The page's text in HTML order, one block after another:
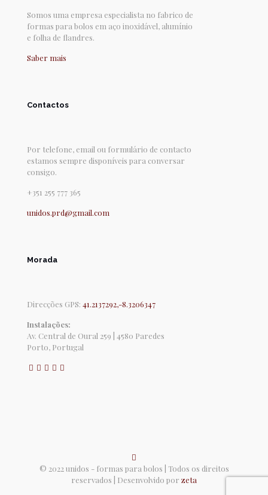
Somos uma empresa especialista no fabrico de
formas para bolos em aço inoxidável, alumínio
e folha de flandres.
Saber mais
Contactos
Por telefone, email ou formulário de contacto
estamos sempre disponíveis para conversar
consigo.
+351 255 777 365
unidos.prd@gmail.com
Morada
Direcções GPS: 41.2137292,-8.3206347
Instalações:
Av. Central de Oural 259 | 4580 Paredes
Porto, Portugal
© 2022 unidos - formas para bolos | Todos os direitos
reservados | Desenvolvido por zeta